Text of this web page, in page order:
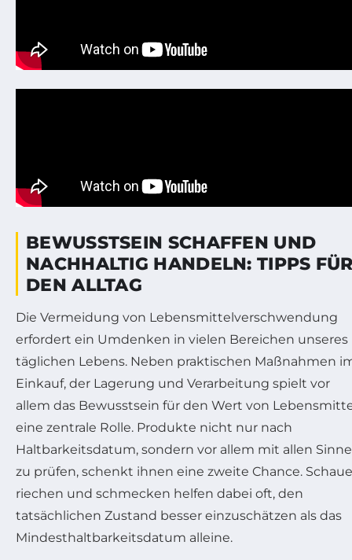
BEWUSSTSEIN SCHAFFEN UND
NACHHALTIG HANDELN: TIPPS
DEN ALLTAG
Die Vermeidung von Lebensmittelverschwendung
erfordert ein Umdenken in vielen Bereichen unseres
täglichen Lebens. Neben praktischen Maßnahmen
Einkauf, der Lagerung und Verarbeitung spielt vor
allem das Bewusstsein für den Wert von
eine zentrale Rolle. Produkte nicht nur nach
Haltbarkeitsdatum, sondern vor allem mit allen
zu prüfen, schenkt ihnen eine zweite Chance.
riechen und schmecken helfen dabei oft, den
tatsächlichen Zustand besser einzuschätzen als das
Mindesthaltbarkeitsdatum alleine.